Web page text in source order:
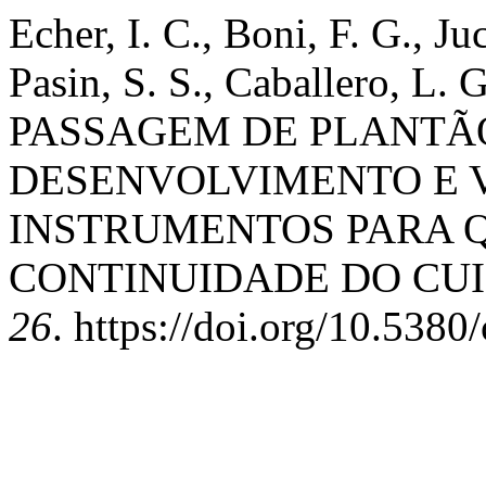
Echer, I. C., Boni, F. G.,
Pasin, S. S., Caballero, L.
PASSAGEM DE
DESENVOLVIMENTO E
INSTRUMENTOS PARA
CONTINUIDADE DO
26. https://doi.org/